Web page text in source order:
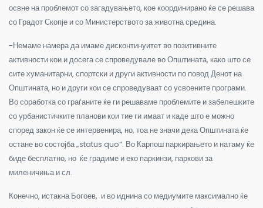
освне на проблемот со загадувањето, кое координирано ќе се решава
со Градот Скопје и со Министерството за животна средина.
-Немаме намера да имаме дисконтинуитет во позитивните
активности кои и досега се спроведувале во Општината, како што се
сите хуманитарни, спортски и други активности по повод Денот на
Општината, но и други кои се спроведуваат со усвоените програми.
Во соработка со граѓаните ќе ги решаваме проблемите и забелешките
со урбанистичките планови кои тие ги имаат и каде што е можно
според закон ќе се интервенира, но, тоа не значи дека Општината ќе
остане во состојба „status quo“. Во Карпош паркирањето и натаму ќе
биде бесплатно, но ќе градиме и еко паркинзи, паркови за
миленичиња и сл.
Конечно, истакна Богоев, и во иднина со медиумите максимално ќе